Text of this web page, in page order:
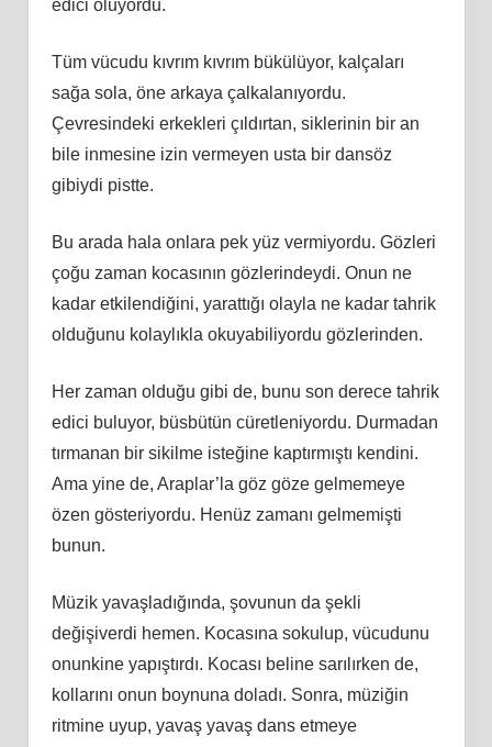
edici oluyordu.
Tüm vücudu kıvrım kıvrım bükülüyor, kalçaları
sağa sola, öne arkaya çalkalanıyordu.
Çevresindeki erkekleri çıldırtan, siklerinin bir an
bile inmesine izin vermeyen usta bir dansöz
gibiydi pistte.
Bu arada hala onlara pek yüz vermiyordu. Gözleri
çoğu zaman kocasının gözlerindeydi. Onun ne
kadar etkilendiğini, yarattığı olayla ne kadar tahrik
olduğunu kolaylıkla okuyabiliyordu gözlerinden.
Her zaman olduğu gibi de, bunu son derece tahrik
edici buluyor, büsbütün cüretleniyordu. Durmadan
tırmanan bir sikilme isteğine kaptırmıştı kendini.
Ama yine de, Araplar’la göz göze gelmemeye
özen gösteriyordu. Henüz zamanı gelmemişti
bunun.
Müzik yavaşladığında, şovunun da şekli
değişiverdi hemen. Kocasına sokulup, vücudunu
onunkine yapıştırdı. Kocası beline sarılırken de,
kollarını onun boynuna doladı. Sonra, müziğin
ritmine uyup, yavaş yavaş dans etmeye